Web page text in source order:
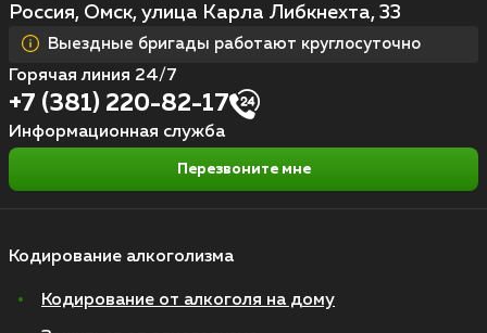
Кодирование алкоголизма
Кодирование от алкоголя на дому
Россия, Омск, улица Карла Либкнехта, 33
Выездные бригады работают круглосуточно
Горячая линия 24/7
+7 (381) 220-82-17
Информационная служба
Перезвоните мне